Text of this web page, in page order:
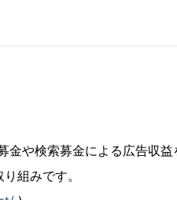
や検索募金による広告収
組みです。